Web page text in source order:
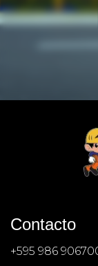
Contacto
+595 986